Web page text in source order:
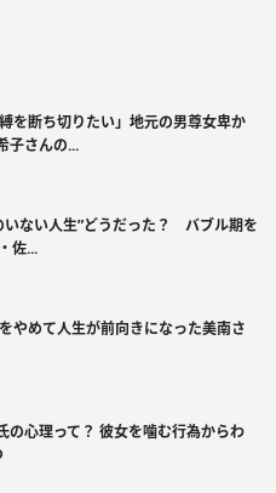
を断ち切りたい」地元の男尊女卑か
子さんの...
いない人生”どうだった？ バブル期を
佐...
やめて人生が前向きになった美南さ
の心理って？ 彼女を噛む行為からわ